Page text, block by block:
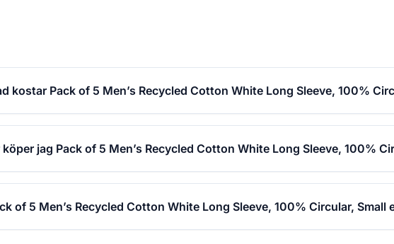
kostar Pack of 5 Men’s Recycled Cotton White Long Sleeve, 100%
köper jag Pack of 5 Men’s Recycled Cotton White Long Sleeve, 100%
of 5 Men’s Recycled Cotton White Long Sleeve, 100% Circular, Small